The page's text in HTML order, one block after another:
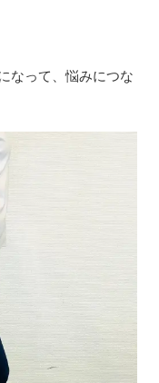
なって、悩みにつな